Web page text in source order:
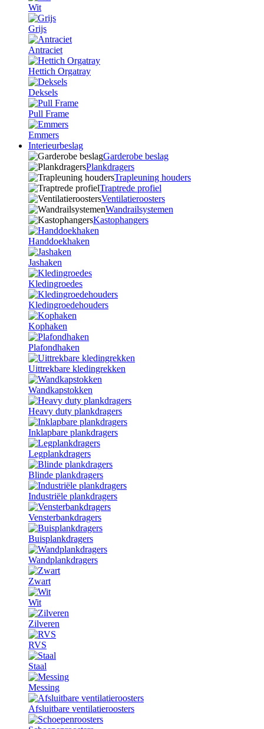
Wit
Grijs
Antraciet
Hettich Orgatray
Deksels
Pull Frame
Emmers
Interieurbeslag
Garderobe beslag
Plankdragers
Trapleuning houders
Traptrede profiel
Ventilatieroosters
Wandrailsystemen
Kastophangers
Handdoekhaken
Jashaken
Kledingroedes
Kledingroedehouders
Kophaken
Plafondhaken
Uittrekbare kledingrekken
Wandkapstokken
Heavy duty plankdragers
Inklapbare plankdragers
Legplankdragers
Blinde plankdragers
Industriële plankdragers
Vensterbankdragers
Buisplankdragers
Wandplankdragers
Zwart
Wit
Zilveren
RVS
Staal
Messing
Afsluitbare ventilatieroosters